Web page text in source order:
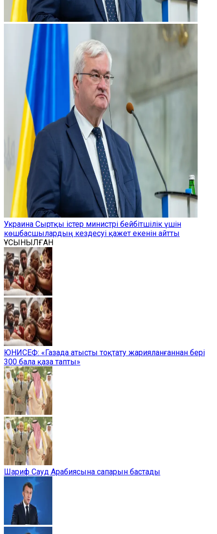
Украина Сыртқы істер министрі бейбітшілік үшін
көшбасшылардың кездесуі қажет екенін айтты
ҰСЫНЫЛҒАН
ЮНИСЕФ: «Газада атысты тоқтату жарияланғаннан бері
300 бала қаза тапты»
Шариф Сауд Арабиясына сапарын бастады